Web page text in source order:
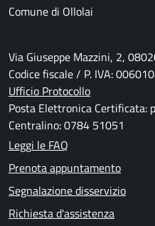
Comune di Ollolai
Via Giuseppe Mazzini, 2,
Codice fiscale / P. IVA:
Ufficio Protocollo
Posta Elettronica Certificata:
Centralino: 0784 51051
Leggi le FAQ
Prenota appuntamento
Segnalazione disservizio
Richiesta d'assistenza